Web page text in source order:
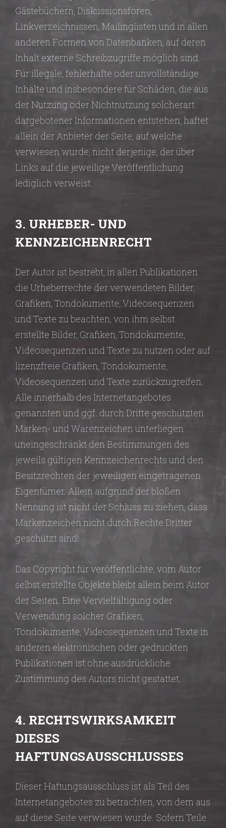
Gästebüchern, Diskussionsforen,
Linkverzeichnissen, Mailinglisten und in allen
anderen Formen von Datenbanken, auf deren
Inhalt externe Schreibzugriffe möglich sind.
Für illegale, fehlerhafte oder unvollständige
Inhalte und insbesondere für Schäden, die aus
der Nutzung oder Nichtnutzung solcherart
dargebotener Informationen entstehen, haftet
allein der Anbieter der Seite, auf welche
verwiesen wurde, nicht derjenige, der über
Links auf die jeweilige Veröffentlichung
lediglich verweist.
3. URHEBER- UND
KENNZEICHENRECHT
Der Autor ist bestrebt, in allen Publikationen
die Urheberrechte der verwendeten Bilder,
Grafiken, Tondokumente, Videosequenzen
und Texte zu beachten, von ihm selbst
erstellte Bilder, Grafiken, Tondokumente,
Videosequenzen und Texte zu nutzen oder auf
lizenzfreie Grafiken, Tondokumente,
Videosequenzen und Texte zurückzugreifen.
Alle innerhalb des Internetangebotes
genannten und ggf. durch Dritte geschützten
Marken- und Warenzeichen unterliegen
uneingeschränkt den Bestimmungen des
jeweils gültigen Kennzeichenrechts und den
Besitzrechten der jeweiligen eingetragenen
Eigentümer. Allein aufgrund der bloßen
Nennung ist nicht der Schluss zu ziehen, dass
Markenzeichen nicht durch Rechte Dritter
geschützt sind!
Das Copyright für veröffentlichte, vom Autor
selbst erstellte Objekte bleibt allein beim Autor
der Seiten. Eine Vervielfältigung oder
Verwendung solcher Grafiken,
Tondokumente, Videosequenzen und Texte in
anderen elektronischen oder gedruckten
Publikationen ist ohne ausdrückliche
Zustimmung des Autors nicht gestattet.
4. RECHTSWIRKSAMKEIT
DIESES
HAFTUNGSAUSSCHLUSSES
Dieser Haftungsausschluss ist als Teil des
Internetangebotes zu betrachten, von dem aus
auf diese Seite verwiesen wurde. Sofern Teile